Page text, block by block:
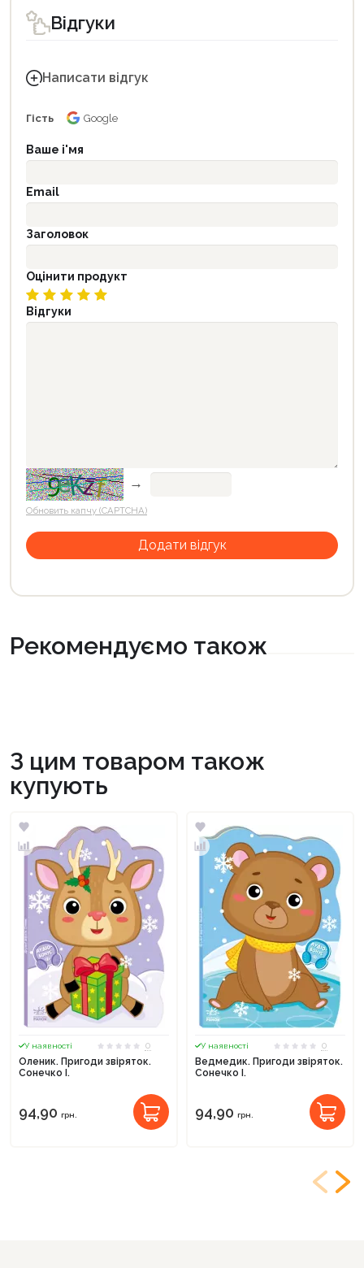
Відгуки
Написати відгук
Гість Google
Ваше і'мя
Email
Заголовок
Оцінити продукт
Відгуки
→
Обновить капчу (CAPTCHA)
Рекомендуємо також
З цим товаром також
купують
У наявності
0
Оленик. Пригоди звіряток.
Сонечко І.
94,90 грн.
У наявності
0
Ведмедик. Пригоди звіряток.
Сонечко І.
94,90 грн.